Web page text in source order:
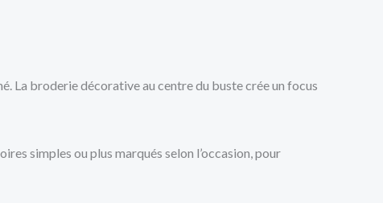
La broderie décorative au centre du buste crée un focus
simples ou plus marqués selon l’occasion, pour